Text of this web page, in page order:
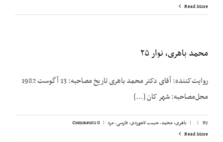
Read More
محمد باهری، نوار ۲۵
روایت‌کننده: آقای دکتر محمد باهری تاریخ مصاحبه: 13 آگوست 1982
محل‌مصاحبه: شهر کان [...]
By
|
| باهری، محمد,حبیب لاجوردی,فارسی,مرد |
0 Comments
Read More